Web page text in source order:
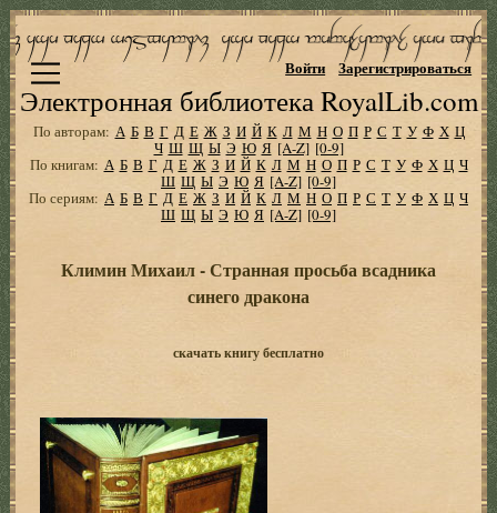
Электронная библиотека RoyalLib.com
Войти Зарегистрироваться
По авторам: А Б В Г Д Е Ж З И Й К Л М Н О П Р С Т У Ф Х Ц
Ч Ш Щ Ы Э Ю Я [A-Z] [0-9]
По книгам: А Б В Г Д Е Ж З И Й К Л М Н О П Р С Т У Ф Х Ц Ч
Ш Щ Ы Э Ю Я [A-Z] [0-9]
По сериям: А Б В Г Д Е Ж З И Й К Л М Н О П Р С Т У Ф Х Ц Ч
Ш Щ Ы Э Ю Я [A-Z] [0-9]
Климин Михаил - Странная просьба всадника
синего дракона
скачать книгу бесплатно